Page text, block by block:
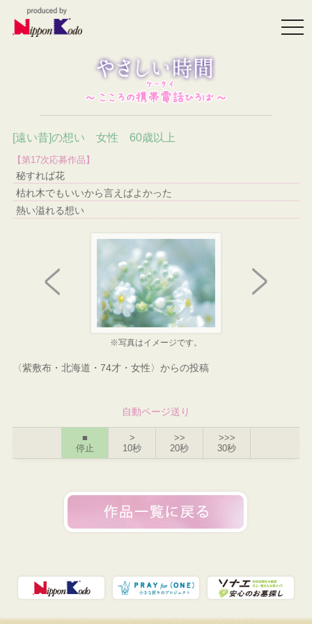
[遠い昔]の想い 女性 60歳以上
【第17次応募作品】
秘すれば花
枯れ木でもいいから言えばよかった
熱い溢れる想い
※写真はイメージです。
〈紫敷布・北海道・74才・女性〉からの投稿
自動ページ送り
■
停止
>
10秒
>>
20秒
>>>
30秒